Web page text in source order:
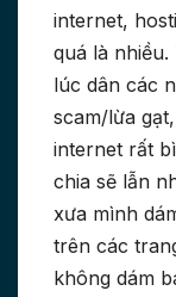
internet,
quá là
lúc dân các
scam/lừa
internet rất
chia sẽ lẫn
xưa mình
trên các
không dám